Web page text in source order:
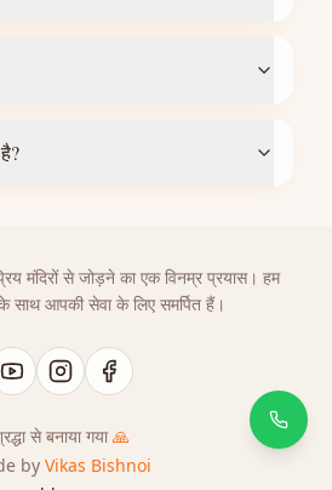
मंदिरों से जोड़ने का एक विनम्र प्रयास। हम
साथ आपकी सेवा के लिए समर्पित हैं।
से बनाया गया 🙏
by Vikas Bishnoi